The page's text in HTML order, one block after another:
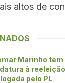
altos de
Marinho tem
à reeleição
pelo PL